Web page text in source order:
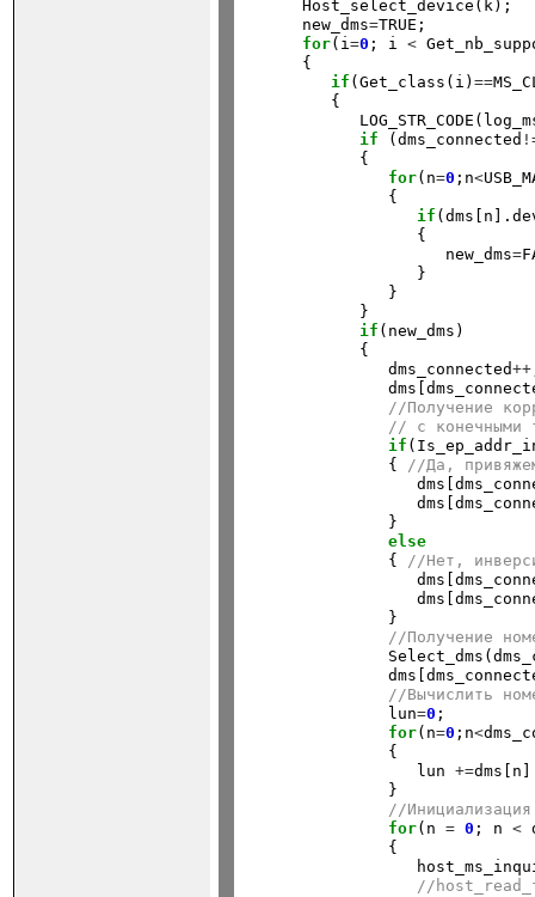
      Host_select_device(k);
      new_dms
=TRUE;
for(i=0 ; i <
      {
if (Get_class(i)==
         {
if (dms_connected
            {
for(n=0 ;n<
               {
if
                  {
                     new_dms
=
                  }
               }
            }
if (new_dms)
            {
               dms_connected
++
//Получение
// с конечными
if
               {
//Да,
               }
else
               {
//Нет,
               }
//Получение
//Вычислить
               lun
=0 ;
for(n=0 ;n<
               {
                  lun
+=
               }
//
for(n = 0 ; n <
               {
//